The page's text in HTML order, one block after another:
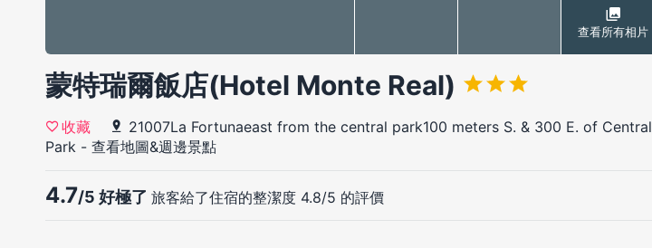
查看所有相片
蒙特瑞爾飯店(Hotel Monte Real)
收藏
21007La Fortunaeast from the central park100 meters S. & 300 E. of Central
Park - 查看地圖&週邊景點
4.7/5 好極了 旅客給了住宿的整潔度 4.8/5 的評價